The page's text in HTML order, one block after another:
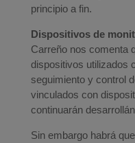
principio a fin.
Dispositivos de
Carreño nos comenta
dispositivos utilizados
seguimiento y control
vinculados con
continuarán
Sin embargo habrá